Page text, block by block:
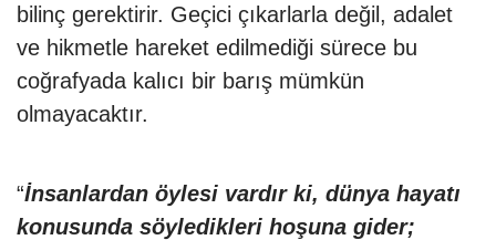
bilinç gerektirir. Geçici çıkarlarla değil, adalet
ve hikmetle hareket edilmediği sürece bu
coğrafyada kalıcı bir barış mümkün
olmayacaktır.
“İnsanlardan öylesi vardır ki, dünya hayatı
konusunda söyledikleri hoşuna gider;